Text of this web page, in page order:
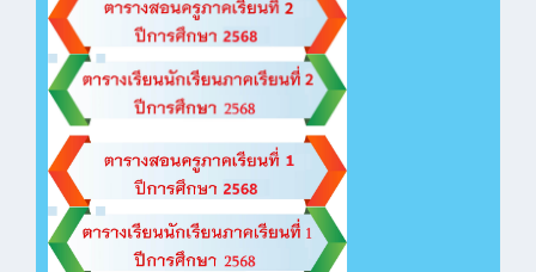
ซื้อหนังสือเรียนระดับ ปวช. ภาคเรียนที่ 2 ปีการ
ศึกษา 2568
คลิกเพื่อเปิดไฟล์ PDF
ซื้อหนังสือเรียนระดับ ปวช. ภาคเรียนที่ 2 ปีการ
ศึกษา 2568
คลิกเพื่อเปิดไฟล์ PDF
หน้าถัดไป...
คลิกเพื่อเปิดไฟล์ PDF